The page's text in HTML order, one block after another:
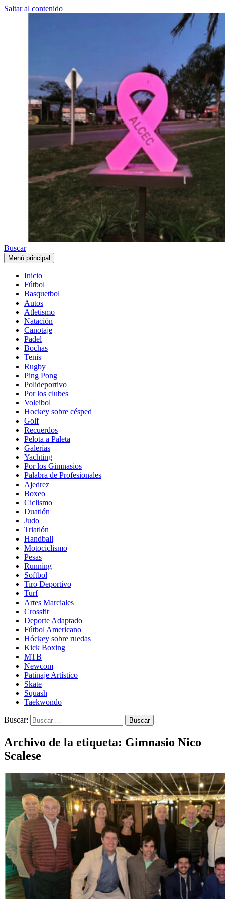
Saltar al contenido
Buscar
Menú principal
Inicio
Fútbol
Basquetbol
Autos
Atletismo
Natación
Canotaje
Padel
Bochas
Tenis
Rugby
Ping Pong
Polideportivo
Por los clubes
Voleibol
Hockey sobre césped
Golf
Recuerdos
Pelota a Paleta
Galerías
Yachting
Por los Gimnasios
Palabra de Profesionales
Ajedrez
Boxeo
Ciclismo
Duatlón
Judo
Triatlón
Handball
Motociclismo
Pesas
Running
Softbol
Tiro Deportivo
Turf
Artes Marciales
Crossfit
Deporte Adaptado
Fútbol Americano
Hóckey sobre ruedas
Kick Boxing
MTB
Newcom
Patinaje Artístico
Skate
Squash
Taekwondo
Buscar:
Archivo de la etiqueta: Gimnasio Nico
Scalese